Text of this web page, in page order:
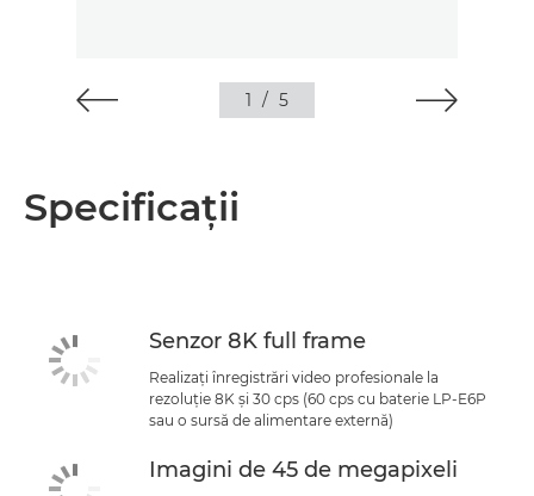
1 / 5
Specificaţii
Senzor 8K full frame
Realizaţi înregistrări video profesionale la
rezoluţie 8K şi 30 cps (60 cps cu baterie LP-E6P
sau o sursă de alimentare externă)
Imagini de 45 de megapixeli